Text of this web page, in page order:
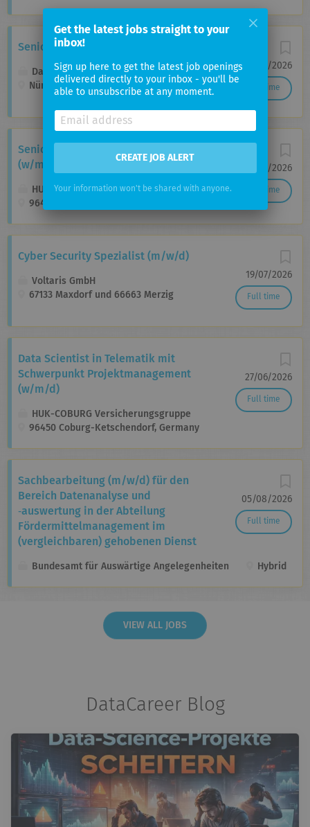
27/07/2026
Full time
Senior Consultant (w/m/d) Data & AI
Dataciders ixto GmbH
Nürnberg, Germany
27/06/2026
Full time
Senior Engineer Machine Learning / AI
(w/m/d)
HUK-COBURG Versicherungsgruppe
96450 Coburg-Ketschendorf, Germany
19/07/2026
Full time
Cyber Security Spezialist (m/w/d)
Voltaris GmbH
67133 Maxdorf und 66663 Merzig
27/06/2026
Full time
Data Scientist in Telematik mit
Schwerpunkt Projektmanagement
(w/m/d)
HUK-COBURG Versicherungsgruppe
96450 Coburg-Ketschendorf, Germany
05/08/2026
Full time
Sachbearbeitung (m/w/d) für den
Bereich Daten­analyse und
‑auswertung in der Abteilung
Fördermittel­management im
(vergleichbaren) gehobenen Dienst
Bundesamt für Auswärtige Angelegenheiten Hybrid
VIEW ALL JOBS
DataCareer Blog
Get the latest jobs straight to your
inbox!
Sign up here to get the latest job openings
delivered directly to your inbox - you'll be
able to unsubscribe at any moment.
CREATE JOB ALERT
Your information won't be shared with anyone.